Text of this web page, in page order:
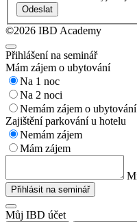
Odeslat
©2026 IBD Academy
Přihlášení na seminář
Mám zájem o ubytování
Na 1 noc
Na 2 noci
Nemám zájem o ubytování
Zajištění parkování u hotelu
Nemám zájem
Mám zájem
Přihlásit na seminář
Můj IBD účet